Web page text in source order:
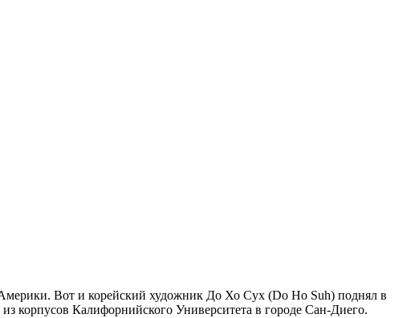
Вот и корейский художник До Хо Сух (Do Ho Suh) поднял в
корпусов Калифорнийского Университета в городе Сан-Диего.